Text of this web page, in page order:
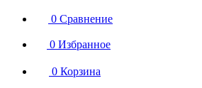
0 Сравнение
0 Избранное
0 Корзина